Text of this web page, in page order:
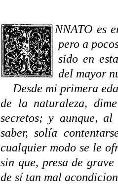
INNATOes
pero a
sido en
del mayor
Desde mi primera
de la naturaleza,
secretos; y aunque,
saber, solía
cualquier modo se le
sin que, presa de grave
de sí tan mal